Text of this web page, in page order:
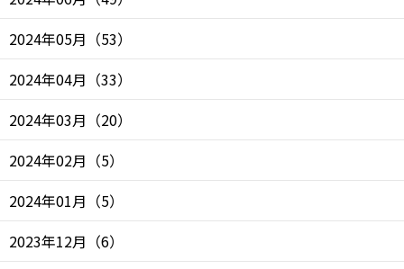
2024年05月 （53）
2024年04月 （33）
2024年03月 （20）
2024年02月 （5）
2024年01月 （5）
2023年12月 （6）